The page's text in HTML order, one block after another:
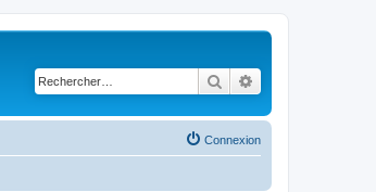
Rechercher
Connexion